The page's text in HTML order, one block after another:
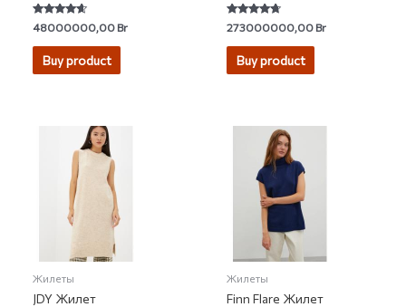
Rated
4.40
out of 5
48000000,00Br
Buy product
Rated
4.50
out of 5
273000000,00Br
Buy product
Жилеты
JDY Жилет
Жилеты
Finn Flare Жилет